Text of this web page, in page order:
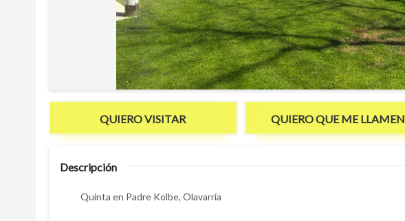
QUIERO VISITAR QUIERO QUE ME LLAMEN
Descripción
Quinta en Padre Kolbe, Olavarría